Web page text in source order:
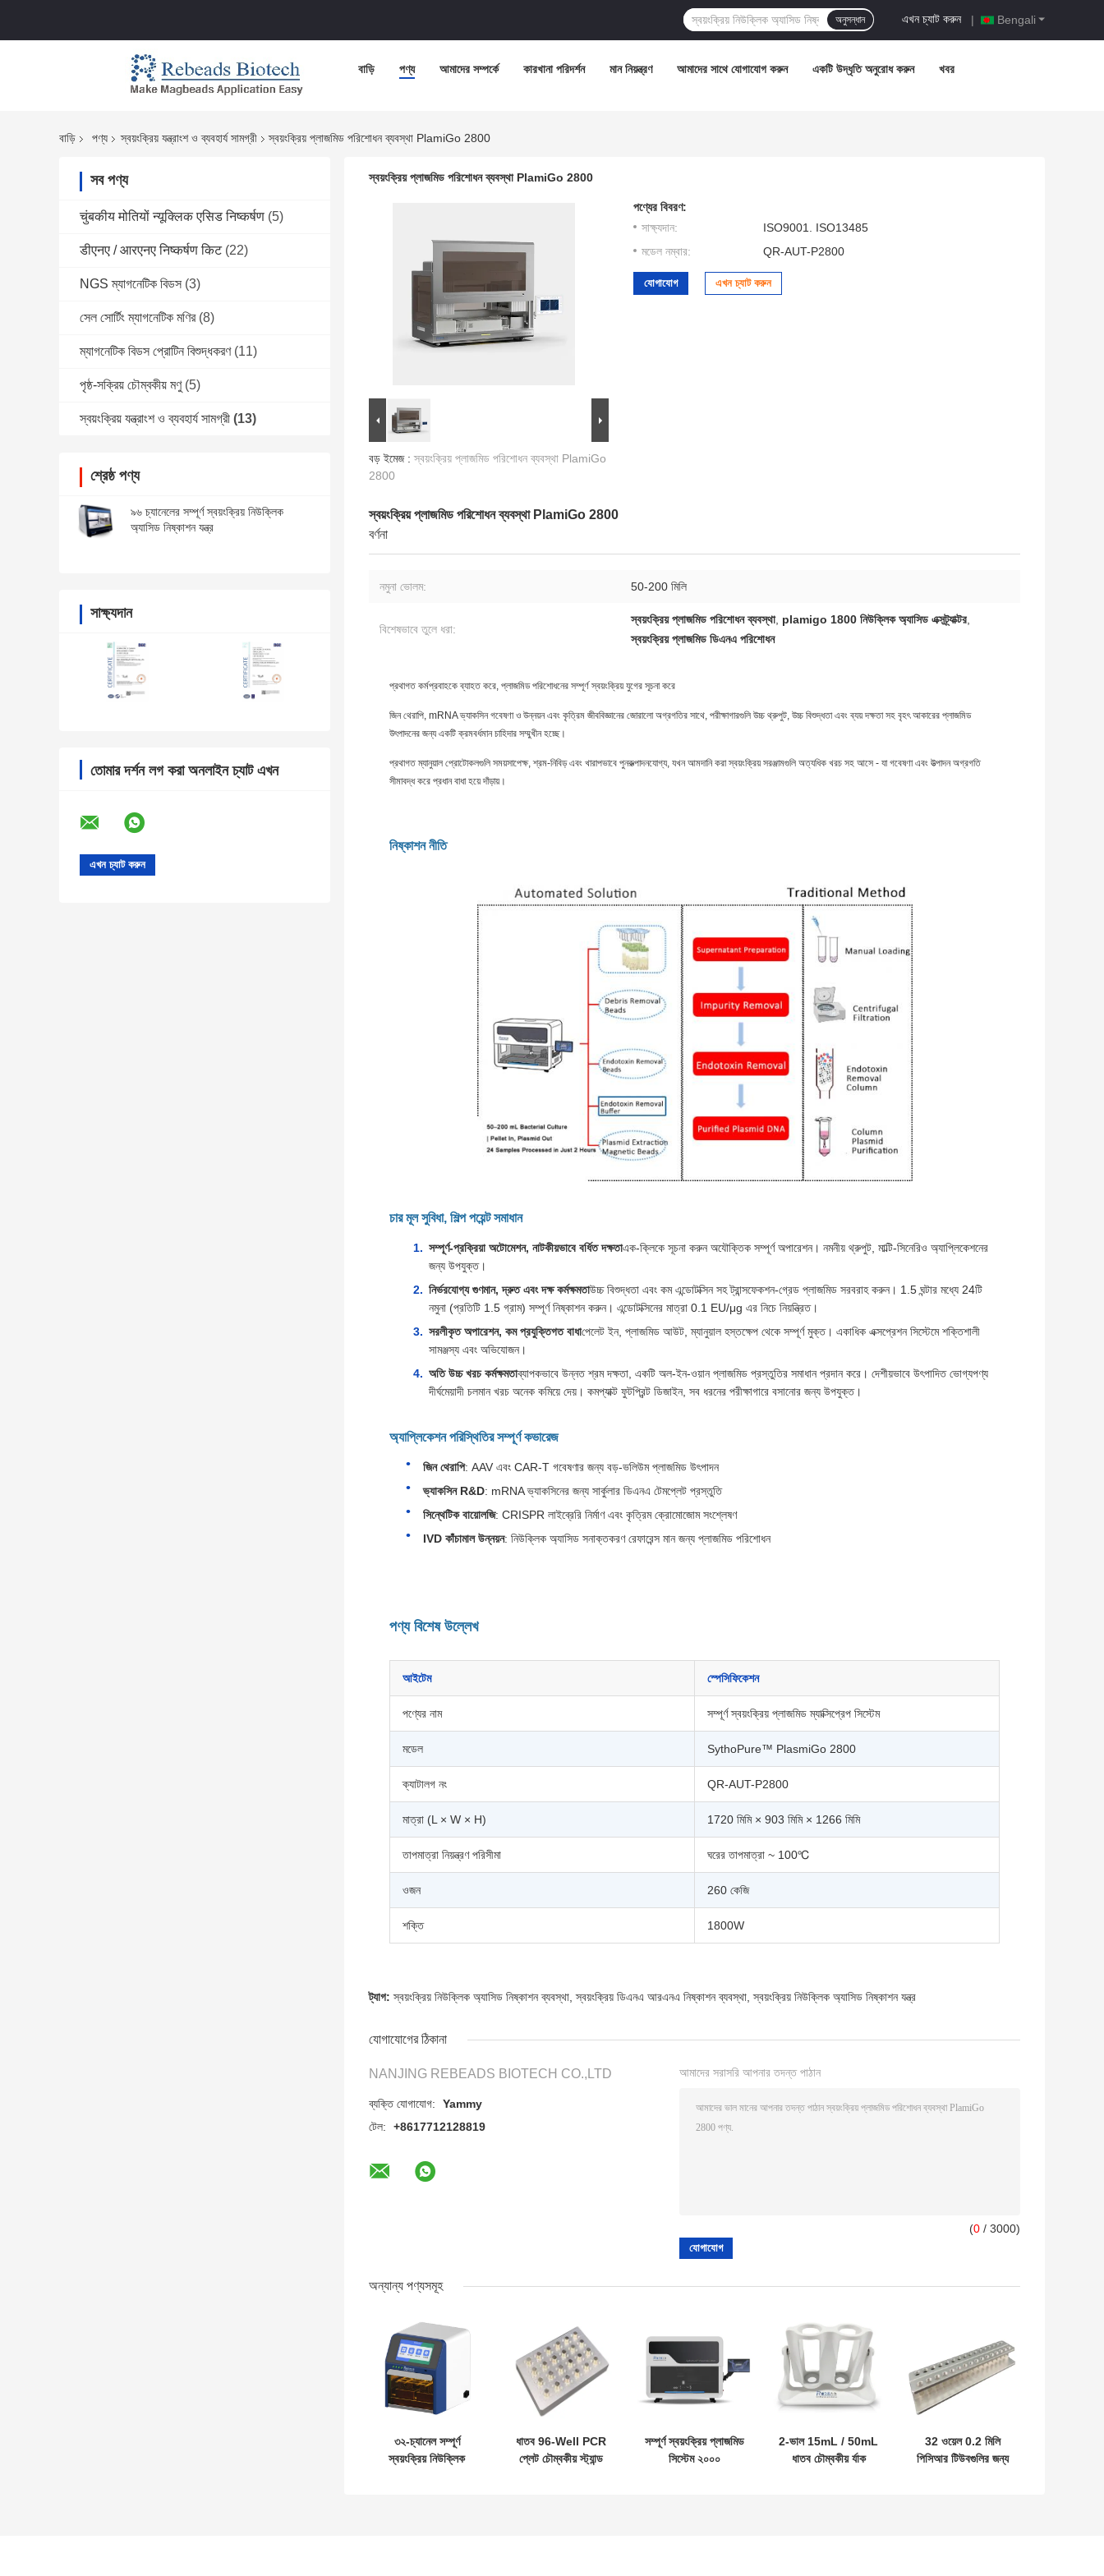
Bengali
এখন চ্যাট করুন |
অনুসন্ধান
বাড়ি পণ্য আমাদের সম্পর্কে কারখানা পরিদর্শন মান নিয়ন্ত্রণ আমাদের সাথে যোগাযোগ করুন একটি উদ্ধৃতি অনুরোধ করুন খবর
বাড়ি পণ্য স্বয়ংক্রিয় যন্ত্রাংশ ও ব্যবহার্য সামগ্রী স্বয়ংক্রিয় প্লাজমিড পরিশোধন ব্যবস্থা PlamiGo 2800
সব পণ্য
चुंबकीय मोतियों न्यूक्लिक एसिड निष्कर्षण (5)
डीएनए / आरएनए निष्कर्षण किट (22)
NGS ম্যাগনেটিক বিডস (3)
সেল সোর্টিং ম্যাগনেটিক মণির (8)
ম্যাগনেটিক বিডস প্রোটিন বিশুদ্ধকরণ (11)
পৃষ্ঠ-সক্রিয় চৌম্বকীয় মণু (5)
স্বয়ংক্রিয় যন্ত্রাংশ ও ব্যবহার্য সামগ্রী (13)
শ্রেষ্ঠ পণ্য
৯৬ চ্যানেলের সম্পূর্ণ স্বয়ংক্রিয় নিউক্লিক
অ্যাসিড নিষ্কাশন যন্ত্র
সাক্ষ্যদান
তোমার দর্শন লগ করা অনলাইন চ্যাট এখন
স্বয়ংক্রিয় প্লাজমিড পরিশোধন ব্যবস্থা PlamiGo 2800
বড় ইমেজ : স্বয়ংক্রিয় প্লাজমিড পরিশোধন ব্যবস্থা PlamiGo
2800
পণ্যের বিবরণ:
সাক্ষ্যদান:
ISO9001. ISO13485
মডেল নম্বার:
QR-AUT-P2800
যোগাযোগ এখন চ্যাট করুন
স্বয়ংক্রিয় প্লাজমিড পরিশোধন ব্যবস্থা PlamiGo 2800
বর্ণনা
নমুনা ভোলম: 50-200 মিলি
বিশেষভাবে তুলে ধরা:
স্বয়ংক্রিয় প্লাজমিড পরিশোধন ব্যবস্থা, plamigo 1800 নিউক্লিক অ্যাসিড এক্সট্র্যাক্টর,
স্বয়ংক্রিয় প্লাজমিড ডিএনএ পরিশোধন
প্রথাগত কর্মপ্রবাহকে ব্যাহত করে, প্লাজমিড পরিশোধনের সম্পূর্ণ স্বয়ংক্রিয় যুগের সূচনা করে
জিন থেরাপি, mRNA ভ্যাকসিন গবেষণা ও উন্নয়ন এবং কৃত্রিম জীববিজ্ঞানের জোরালো অগ্রগতির সাথে, পরীক্ষাগারগুলি উচ্চ থ্রুপুট, উচ্চ বিশুদ্ধতা এবং ব্যয় দক্ষতা সহ বৃহৎ আকারের প্লাজমিড
উৎপাদনের জন্য একটি ক্রমবর্ধমান চাহিদার সম্মুখীন হচ্ছে।
প্রথাগত ম্যানুয়াল প্রোটোকলগুলি সময়সাপেক্ষ, শ্রম-নিবিড় এবং খারাপভাবে পুনরুত্পাদনযোগ্য, যখন আমদানি করা স্বয়ংক্রিয় সরঞ্জামগুলি অত্যধিক খরচ সহ আসে - যা গবেষণা এবং উত্পাদন অগ্রগতি
সীমাবদ্ধ করে প্রধান বাধা হয়ে দাঁড়ায়।
নিষ্কাশন নীতি
চার মূল সুবিধা, শিল্প পয়েন্ট সমাধান
সম্পূর্ণ-প্রক্রিয়া অটোমেশন, নাটকীয়ভাবে বর্ধিত দক্ষতাএক-ক্লিকে সূচনা করুন অযৌক্তিক সম্পূর্ণ অপারেশন। নমনীয় থ্রুপুট, মাল্টি-সিনেরিও অ্যাপ্লিকেশনের
জন্য উপযুক্ত।
নির্ভরযোগ্য গুণমান, দ্রুত এবং দক্ষ কর্মক্ষমতাউচ্চ বিশুদ্ধতা এবং কম এন্ডোটক্সিন সহ ট্রান্সফেকশন-গ্রেড প্লাজমিড সরবরাহ করুন। 1.5 ঘন্টার মধ্যে 24টি
নমুনা (প্রতিটি 1.5 গ্রাম) সম্পূর্ণ নিষ্কাশন করুন। এন্ডোটক্সিনের মাত্রা 0.1 EU/μg এর নিচে নিয়ন্ত্রিত।
সরলীকৃত অপারেশন, কম প্রযুক্তিগত বাধাপেলেট ইন, প্লাজমিড আউট, ম্যানুয়াল হস্তক্ষেপ থেকে সম্পূর্ণ মুক্ত। একাধিক এক্সপ্রেশন সিস্টেমে শক্তিশালী
সামঞ্জস্য এবং অভিযোজন।
অতি উচ্চ খরচ কর্মক্ষমতাব্যাপকভাবে উন্নত শ্রম দক্ষতা, একটি অল-ইন-ওয়ান প্লাজমিড প্রস্তুতির সমাধান প্রদান করে। দেশীয়ভাবে উৎপাদিত ভোগ্যপণ্য
দীর্ঘমেয়াদী চলমান খরচ অনেক কমিয়ে দেয়। কমপ্যাক্ট ফুটপ্রিন্ট ডিজাইন, সব ধরনের পরীক্ষাগারে বসানোর জন্য উপযুক্ত।
অ্যাপ্লিকেশন পরিস্থিতির সম্পূর্ণ কভারেজ
জিন থেরাপি: AAV এবং CAR-T গবেষণার জন্য বড়-ভলিউম প্লাজমিড উৎপাদন
ভ্যাকসিন R&D: mRNA ভ্যাকসিনের জন্য সার্কুলার ডিএনএ টেমপ্লেট প্রস্তুতি
সিন্থেটিক বায়োলজি: CRISPR লাইব্রেরি নির্মাণ এবং কৃত্রিম ক্রোমোজোম সংশ্লেষণ
IVD কাঁচামাল উন্নয়ন: নিউক্লিক অ্যাসিড সনাক্তকরণ রেফারেন্স মান জন্য প্লাজমিড পরিশোধন
পণ্য বিশেষ উল্লেখ
আইটেম স্পেসিফিকেশন
পণ্যের নাম সম্পূর্ণ স্বয়ংক্রিয় প্লাজমিড ম্যাক্সিপ্রেপ সিস্টেম
মডেল SythoPure™ PlasmiGo 2800
ক্যাটালগ নং QR-AUT-P2800
মাত্রা (L × W × H) 1720 মিমি × 903 মিমি × 1266 মিমি
তাপমাত্রা নিয়ন্ত্রণ পরিসীমা ঘরের তাপমাত্রা ~ 100℃
ওজন 260 কেজি
শক্তি 1800W
ট্যাগ: স্বয়ংক্রিয় নিউক্লিক অ্যাসিড নিষ্কাশন ব্যবস্থা স্বয়ংক্রিয় ডিএনএ আরএনএ নিষ্কাশন ব্যবস্থা স্বয়ংক্রিয় নিউক্লিক অ্যাসিড নিষ্কাশন যন্ত্র
যোগাযোগের ঠিকানা
NANJING REBEADS BIOTECH CO.,LTD
ব্যক্তি যোগাযোগ:
Yammy
টেল:
+8617712128819
আমাদের সরাসরি আপনার তদন্ত পাঠান
(0 / 3000)
অন্যান্য পণ্যসমূহ
৩২-চ্যানেল সম্পূর্ণ
স্বয়ংক্রিয় নিউক্লিক
ধাতব 96-Well PCR
প্লেট চৌম্বকীয় স্ট্যান্ড
সম্পূর্ণ স্বয়ংক্রিয় প্লাজমিড
সিস্টেম ২০০০
2-ভাল 15mL / 50mL
ধাতব চৌম্বকীয় র্যাক
32 ওয়েল 0.2 মিলি
পিসিআর টিউবগুলির জন্য